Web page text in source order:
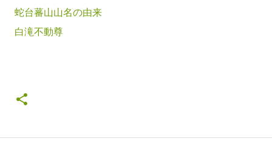
蛇台蕃山山名の由来
白滝不動尊